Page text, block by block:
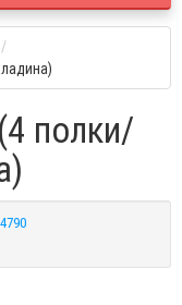
полки/